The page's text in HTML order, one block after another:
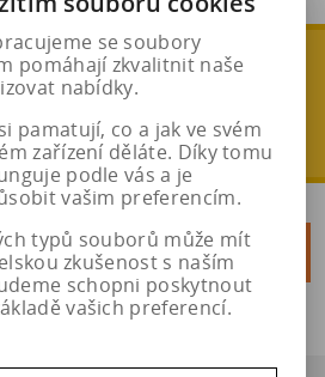


Do košíku
se soubory
pomáhají zkvalitnit naše
nabídky.
pamatují, co a jak ve svém
zařízení děláte. Díky tomu
podle vás a je
vašim preferencím.
typů souborů může mít
zkušenost s naším
schopni poskytnout
vašich preferencí.